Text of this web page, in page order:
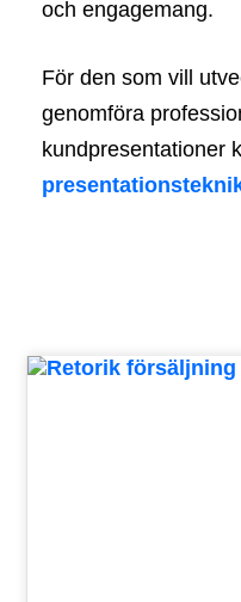
och engagemang.
För den som vill
genomföra
kundpresentationer